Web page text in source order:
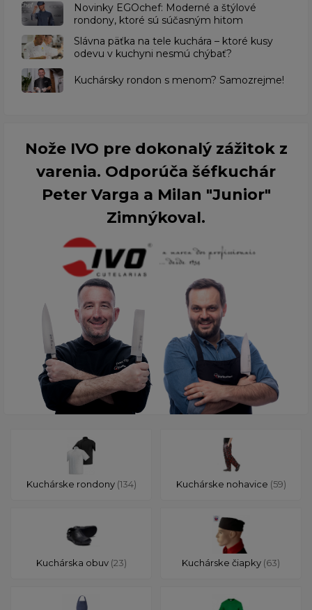
Novinky EGOchef: Moderné a štýlové
rondony, ktoré sú súčasným hitom
Slávna päťka na tele kuchára – ktoré kusy
odevu v kuchyni nesmú chýbať?
Kuchársky rondon s menom? Samozrejme!
Nože IVO pre dokonalý zážitok z
varenia. Odporúča šéfkuchár
Peter Varga a Milan "Junior"
Zimnýkoval.
Kuchárske rondony (134) Kuchárske nohavice (59)
Kuchárska obuv (23) Kuchárske čiapky (63)